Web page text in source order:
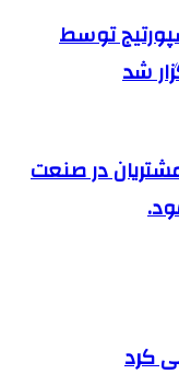
توسط
شد
در صنعت
کرد